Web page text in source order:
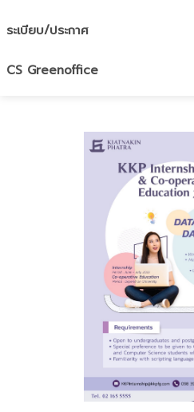
ระเบียบ/ประกาศ
CS Greenoffice